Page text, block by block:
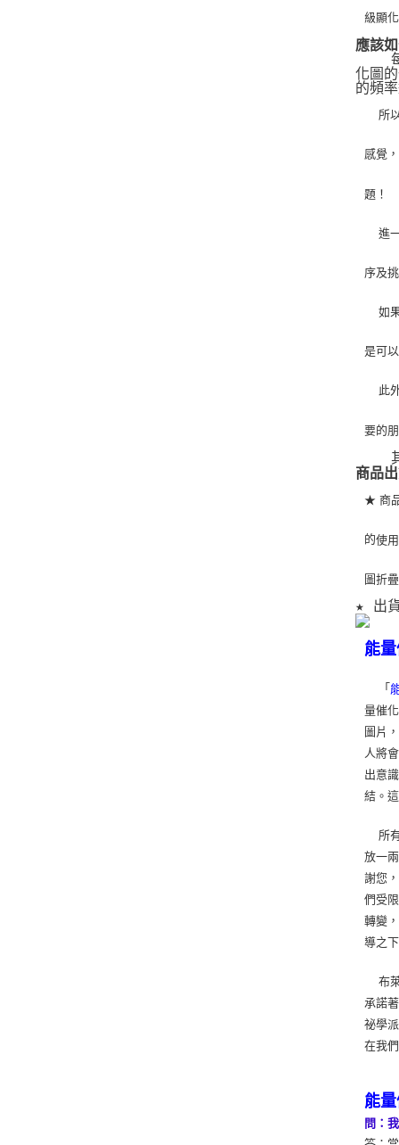
級顯
應該
化圖
的頻
感覺
題！
序及
是可
要的
商品
★ 商
的使
圖折
★ 出
能
「
量催
圖片
人將
出意
結。
所有
放一
謝您
們受
轉變
導之
布萊
承諾
祕學
在我
能
問：